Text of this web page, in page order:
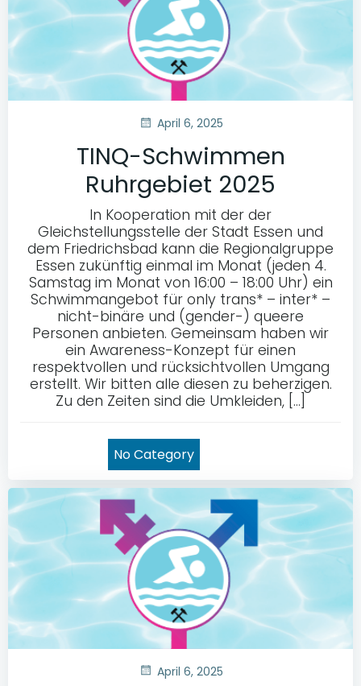
April 6, 2025
TINQ-Schwimmen
Ruhrgebiet 2025
In Kooperation mit der der
Gleichstellungsstelle der Stadt Essen und
dem Friedrichsbad kann die Regionalgruppe
Essen zukünftig einmal im Monat (jeden 4.
Samstag im Monat von 16:00 – 18:00 Uhr) ein
Schwimmangebot für only trans* – inter* –
nicht-binäre und (gender-) queere
Personen anbieten. Gemeinsam haben wir
ein Awareness-Konzept für einen
respektvollen und rücksichtvollen Umgang
erstellt. Wir bitten alle diesen zu beherzigen.
Zu den Zeiten sind die Umkleiden, […]
No Category
April 6, 2025